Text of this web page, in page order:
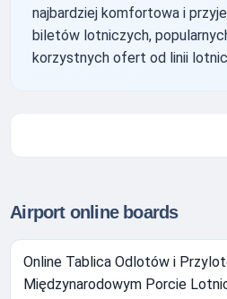
najbardziej komfortowa i
biletów lotniczych,
korzystnych ofert od linii
Airport online boards
Online Tablica Odlotów i
Międzynarodowym Porcie